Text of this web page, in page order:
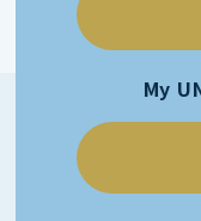
My